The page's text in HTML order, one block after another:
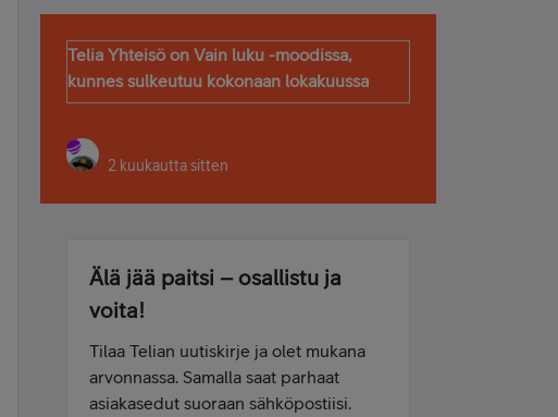
Telia Yhteisö on Vain luku -moodissa,
kunnes sulkeutuu kokonaan lokakuussa
2 kuukautta sitten
Älä jää paitsi – osallistu ja
voita!
Tilaa Telian uutiskirje ja olet mukana
arvonnassa. Samalla saat parhaat
asiakasedut suoraan sähköpostiisi.